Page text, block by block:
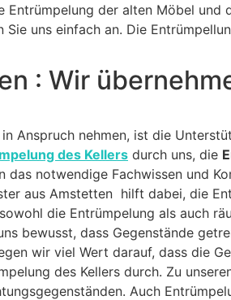
der alten Möbel und
Sie uns einfach an. Die
: Wir
Anspruch nehmen, ist die
des Kellers durch uns, die
das notwendige Fachwissen und
aus Amstetten hilft dabei, die
die Entrümpelung als auch
bewusst, dass Gegenstände
wir viel Wert darauf, dass die
des Kellers durch. Zu
Auch